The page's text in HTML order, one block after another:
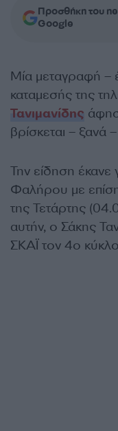
Προσθήκη του
Google
Μία μεταγραφή –
καταμεσής της
Τανιμανίδης
βρίσκεται – ξανά
Την είδηση
Φαλήρου με
της Τετάρτης
αυτήν, ο Σάκης
ΣΚΑΪ τον 4ο